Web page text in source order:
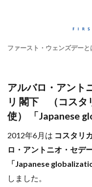
ファースト・ウェンズデーと
アルバロ・アント
リ 閣下 （コスタ
使） 「Japanese
2012年6月は コスタリ
ロ・アントニオ・セデ
「Japanese
しました。